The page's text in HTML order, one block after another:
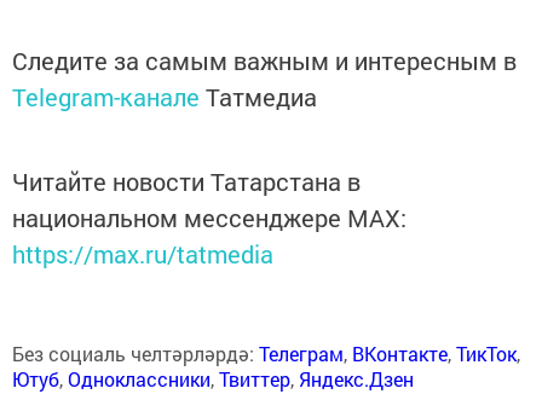
Следите за самым важным и интересным в
Telegram-канале Татмедиа
Читайте новости Татарстана в
национальном мессенджере MАХ:
https://max.ru/tatmedia
Без социаль челтәрләрдә: Телеграм, ВКонтакте,ТикТок,
Ютуб,Одноклассники,Твиттер, Яндекс.Дзен